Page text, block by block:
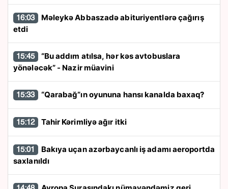
16:03
etdi
15:45
yönələcək” - Nazir müavini
15:33 “Qarabağ”ın oyununa hansı kanalda baxaq?
15:12 Tahir Kərimliyə ağır itki
15:01
saxlanıldı